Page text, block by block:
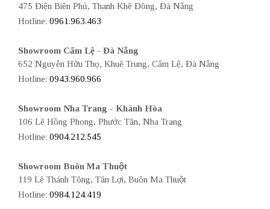
475 Điện Biên Phủ, Thanh Khê Đông, Đà Nẵng
Hotline: 0961.963.463
Showroom Cẩm Lệ - Đà Nẵng
652 Nguyễn Hữu Thọ, Khuê Trung, Cẩm Lệ, Đà Nẵng
Hotline: 0943.960.966
Showroom Nha Trang - Khánh Hòa
106 Lê Hồng Phong, Phước Tân, Nha Trang
Hotline: 0904.212.545
Showroom Buôn Ma Thuột
119 Lê Thánh Tông, Tân Lợi, Buôn Ma Thuột
Hotline: 0984.124.419